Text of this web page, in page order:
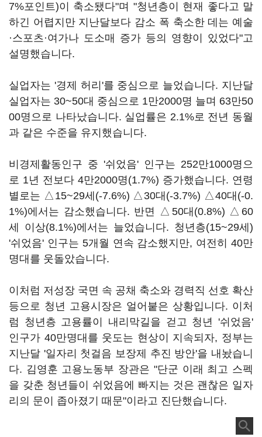
7%포인트)이 축소됐다"며 "청년층이 현재 좋다고 말
하긴 어렵지만 지난달보다 감소 폭 축소한 데는 예술
·스포츠·여가나 도소매 증가 등의 영향이 있었다"고
설명했습니다.
실업자는 '경제 허리'를 중심으로 늘었습니다. 지난달
실업자는 30~50대 중심으로 1만2000명 늘며 63만50
00명으로 나타났습니다. 실업률은 2.1%로 전년 동월
과 같은 수준을 유지했습니다.
비경제활동인구 중 '쉬었음' 인구는 252만1000명으
로 1년 전보다 4만2000명(1.7%) 증가했습니다. 연령
별로는 △15~29세(-7.6%) △30대(-3.7%) △40대(-0.
1%)에서는 감소했습니다. 반면 △50대(0.8%) △60
세 이상(8.1%)에서는 늘었습니다. 청년층(15~29세)
'쉬었음' 인구는 5개월 연속 감소했지만, 여전히 40만
명대를 웃돌았습니다.
이처럼 저성장 국면 속 공채 축소와 경력직 선호 확산
등으로 청년 고용시장은 얼어붙은 상황입니다. 이처
럼 청년층 고용률이 내리막길을 걷고 청년 '쉬었음'
인구가 40만명대를 웃도는 현상이 지속되자, 정부는
지난달 '일자리 첫걸음 보장제 추진 방안'을 내놨습니
다. 김영훈 고용노동부 장관은 "단군 이래 최고 스펙
을 갖춘 청년들이 쉬었음에 빠지는 것은 괜찮은 일자
리의 문이 좁아졌기 때문"이라고 진단했습니다.